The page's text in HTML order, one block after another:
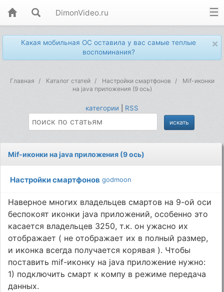
DimonVideo.ru
×
Какая мобильная ОС оставила у вас самые теплые
воспоминания?
Главная Каталог статей Настройки смартфонов
Mif-иконки
на java приложения (9 ось)
категории RSS
Mif-иконки на java приложения (9 ось)
Настройки смартфонов godmoon
Наверное многих владельцев смартов на 9-ой оси
беспокоят иконки java приложений, особенно это
касается владельцев 3250, т.к. он ужасно их
отображает ( не отображает их в полный размер,
и иконка всегда получается корявая ). Чтобы
поставить mif-иконку на java приложение нужно:
1) подключить смарт к компу в режиме передача
данных.